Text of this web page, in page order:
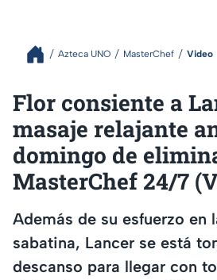
Azteca UNO MasterChef Video
Flor consiente a
masaje relajante
domingo de
MasterChef 24/7
Además de su esfuerzo en
sabatina, Lancer se está
descanso para llegar con